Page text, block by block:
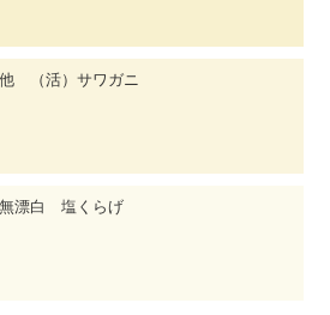
（活）サワガニ
漂白 塩くらげ